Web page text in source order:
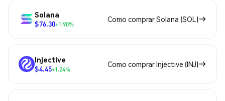
Solana
$76.30+1.90%
Como comprar Solana (SOL)
Injective
$4.45+1.24%
Como comprar Injective (INJ)